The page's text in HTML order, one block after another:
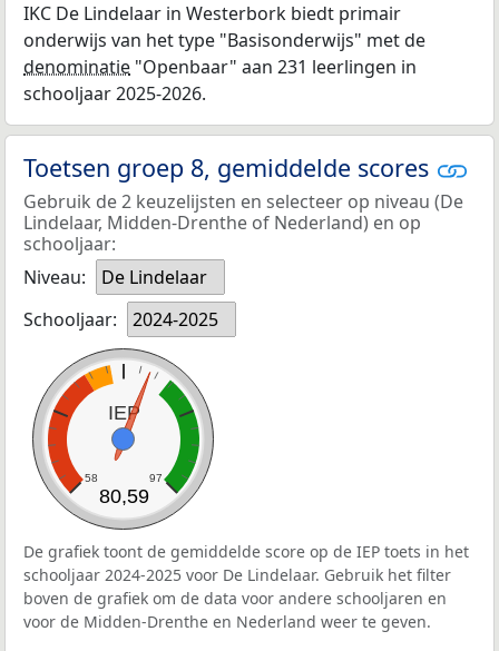
IKC De Lindelaar in Westerbork biedt primair
onderwijs van het type "Basisonderwijs" met de
denominatie "Openbaar" aan 231 leerlingen in
schooljaar 2025-2026.
Toetsen groep 8, gemiddelde scores
Gebruik de 2 keuzelijsten en selecteer op niveau (De
Lindelaar, Midden-Drenthe of Nederland) en op
schooljaar:
Niveau:
De Lindelaar
Schooljaar:
2024-2025
IEP
58 97
80,59
De grafiek toont de gemiddelde score op de IEP toets in het
schooljaar 2024-2025 voor De Lindelaar. Gebruik het filter
boven de grafiek om de data voor andere schooljaren en
voor de Midden-Drenthe en Nederland weer te geven.